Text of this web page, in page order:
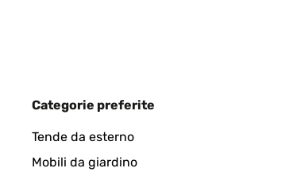
Categorie preferite
Tende da esterno
Mobili da giardino